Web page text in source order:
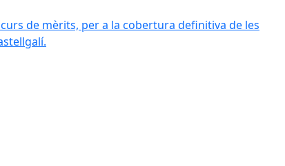
de mèrits, per a la cobertura definitiva de les